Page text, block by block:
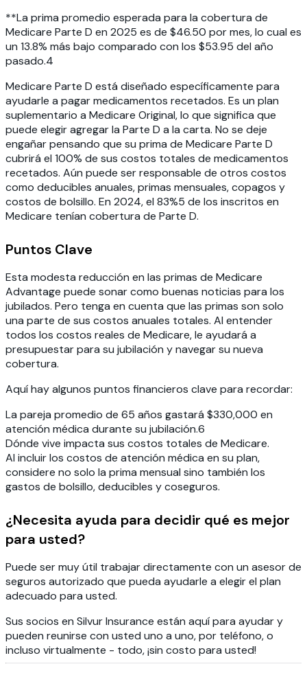
**La prima promedio esperada para la cobertura de
Medicare Parte D en 2025 es de $46.50 por mes, lo cual es
un 13.8% más bajo comparado con los $53.95 del año
pasado.4
Medicare Parte D está diseñado específicamente para
ayudarle a pagar medicamentos recetados. Es un plan
suplementario a Medicare Original, lo que significa que
puede elegir agregar la Parte D a la carta. No se deje
engañar pensando que su prima de Medicare Parte D
cubrirá el 100% de sus costos totales de medicamentos
recetados. Aún puede ser responsable de otros costos
como deducibles anuales, primas mensuales, copagos y
costos de bolsillo. En 2024, el 83%5 de los inscritos en
Medicare tenían cobertura de Parte D.
Puntos Clave
Esta modesta reducción en las primas de Medicare
Advantage puede sonar como buenas noticias para los
jubilados. Pero tenga en cuenta que las primas son solo
una parte de sus costos anuales totales. Al entender
todos los costos reales de Medicare, le ayudará a
presupuestar para su jubilación y navegar su nueva
cobertura.
Aquí hay algunos puntos financieros clave para recordar:
La pareja promedio de 65 años gastará $330,000 en
atención médica durante su jubilación.6
Dónde vive impacta sus costos totales de Medicare.
Al incluir los costos de atención médica en su plan,
considere no solo la prima mensual sino también los
gastos de bolsillo, deducibles y coseguros.
¿Necesita ayuda para decidir qué es mejor
para usted?
Puede ser muy útil trabajar directamente con un asesor de
seguros autorizado que pueda ayudarle a elegir el plan
adecuado para usted.
Sus socios en Silvur Insurance están aquí para ayudar y
pueden reunirse con usted uno a uno, por teléfono, o
incluso virtualmente - todo, ¡sin costo para usted!